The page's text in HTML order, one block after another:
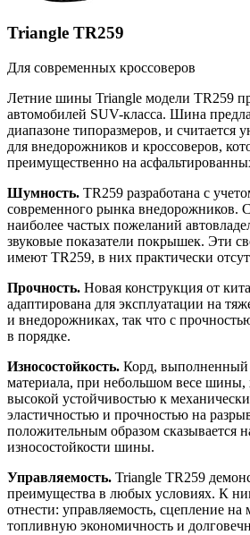
Triangle TR259
Для современных кроссоверов
Летние шины Triangle модели TR259
автомобилей SUV-класса. Шина
диапазоне типоразмеров, и считается
для внедорожников и кроссоверов,
преимущественно на
Шумность. TR259 разработана с
современного рынка внедорожников.
наиболее частых пожеланий
звуковые показатели покрышек. Эти
имеют TR259, в них практически
Прочность. Новая конструкция от
адаптирована для эксплуатации на
и внедорожниках, так что с
в порядке.
Износостойкость. Корд, выполненный
материала, при небольшом весе шины,
высокой устойчивостью к
эластичностью и прочностью на
положительным образом сказывается
износостойкости шины.
Управляемость. Triangle TR259
преимущества в любых условиях. К
отнести: управляемость, сцепление на
топливную экономичность и